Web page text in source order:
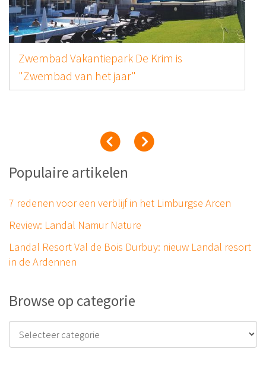
Zwembad Vakantiepark De Krim is
"Zwembad van het jaar"
Populaire artikelen
7 redenen voor een verblijf in het Limburgse Arcen
Review: Landal Namur Nature
Landal Resort Val de Bois Durbuy: nieuw Landal resort
in de Ardennen
Browse op categorie